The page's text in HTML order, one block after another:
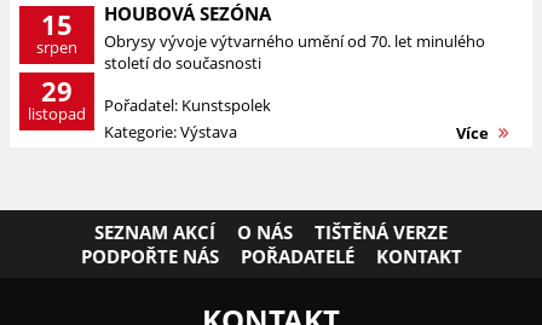
15
srpen
29
listopad
HOUBOVÁ SEZÓNA
Obrysy vývoje výtvarného umění od 70. let minulého
století do současnosti
Pořadatel: Kunstspolek
Kategorie: Výstava
Více
SEZNAM AKCÍ O NÁS
TIŠTĚNÁ VERZE
PODPOŘTE NÁS
POŘADATELÉ KONTAKT